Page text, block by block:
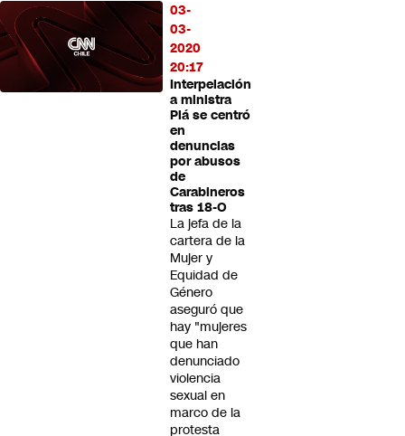
03-
03-
2020
20:17
Interpelación
a ministra
Plá se centró
en
denuncias
por abusos
de
Carabineros
tras 18-O
La jefa de la
cartera de la
Mujer y
Equidad de
Género
aseguró que
hay "mujeres
que han
denunciado
violencia
sexual en
marco de la
protesta